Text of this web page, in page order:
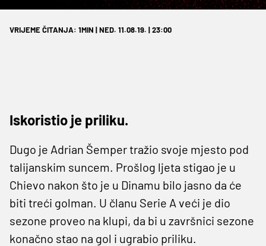
VRIJEME ČITANJA: 1MIN | NED. 11.08.19. | 23:00
Iskoristio je priliku.
Dugo je Adrian Šemper tražio svoje mjesto pod
talijanskim suncem. Prošlog ljeta stigao je u
Chievo nakon što je u Dinamu bilo jasno da će
biti treći golman. U članu Serie A veći je dio
sezone proveo na klupi, da bi u završnici sezone
konačno stao na gol i ugrabio priliku.